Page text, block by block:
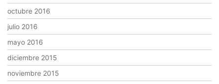
octubre 2016
julio 2016
mayo 2016
diciembre 2015
noviembre 2015